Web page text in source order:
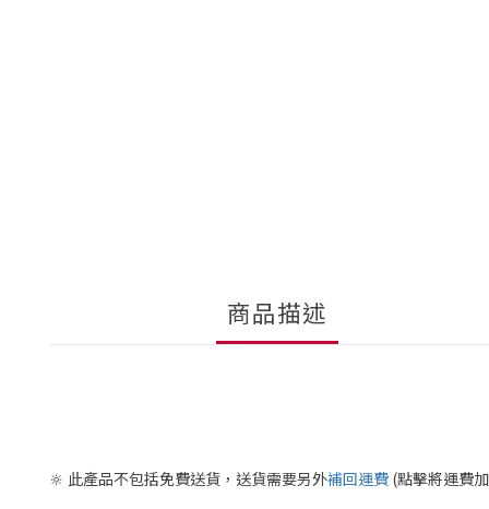
商品描述
🔆 此產品不包括免費送貨，送貨需要另外補回運費 (點擊將運費